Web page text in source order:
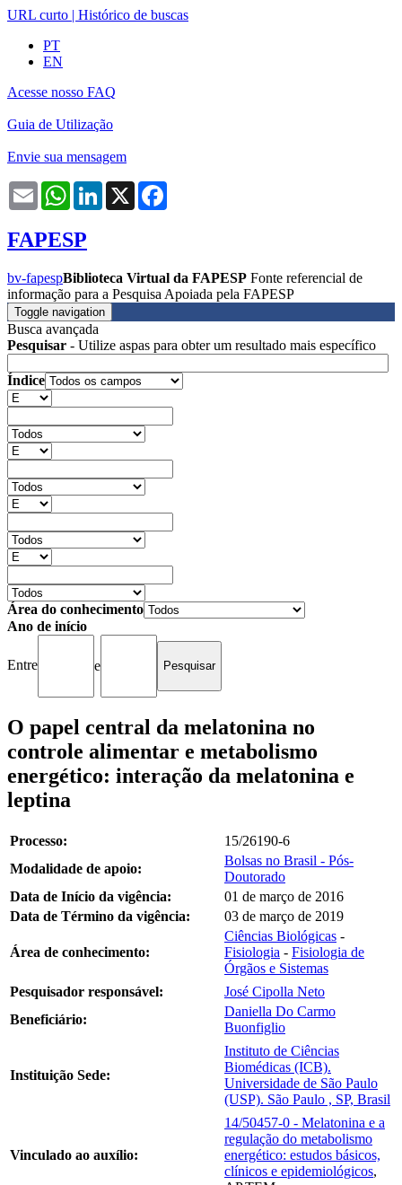
URL curto | Histórico de buscas
PT
EN
Acesse nosso FAQ
Guia de Utilização
Envie sua mensagem
Email WhatsAppLinkedIn
X
FAPESP
bv-fapespBiblioteca Virtual da FAPESP Fonte referencial de
informação para a Pesquisa Apoiada pela FAPESP
Toggle navigation
Busca avançada
Pesquisar - Utilize aspas para obter um resultado mais específico
Índice
Área do conhecimento
Ano de início
Entre e
O papel central da melatonina no
controle alimentar e metabolismo
energético: interação da melatonina e
leptina
Processo:
15/26190-6
Modalidade de apoio:
Bolsas no Brasil - Pós-
Doutorado
Data de Início da vigência:
01 de março de 2016
Data de Término da vigência:
03 de março de 2019
Área de conhecimento:
Ciências Biológicas -
Fisiologia - Fisiologia de
Órgãos e Sistemas
Pesquisador responsável:
José Cipolla Neto
Beneficiário:
Daniella Do Carmo
Buonfiglio
Instituição Sede:
Instituto de Ciências
Biomédicas (ICB).
Universidade de São Paulo
(USP). São Paulo , SP, Brasil
Vinculado ao auxílio:
14/50457-0 - Melatonina e a
regulação do metabolismo
energético: estudos básicos,
clínicos e epidemiológicos,